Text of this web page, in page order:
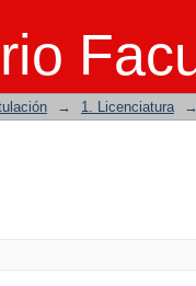
→ 1. Licenciatura